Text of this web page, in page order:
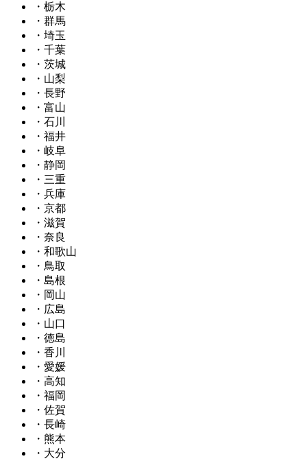
・栃木
・群馬
・埼玉
・千葉
・茨城
・山梨
・長野
・富山
・石川
・福井
・岐阜
・静岡
・三重
・兵庫
・京都
・滋賀
・奈良
・和歌山
・鳥取
・島根
・岡山
・広島
・山口
・徳島
・香川
・愛媛
・高知
・福岡
・佐賀
・長崎
・熊本
・大分